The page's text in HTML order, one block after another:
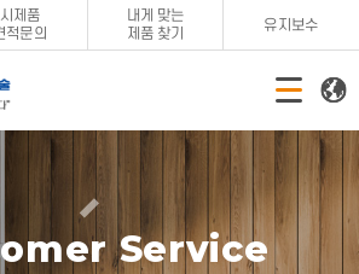
시제품
적문의
내게 맞는
제품 찾기
유지보수
Service